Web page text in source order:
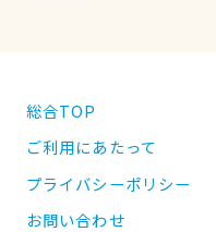
総合TOP
ご利用にあたって
プライバシーポリシー
お問い合わせ